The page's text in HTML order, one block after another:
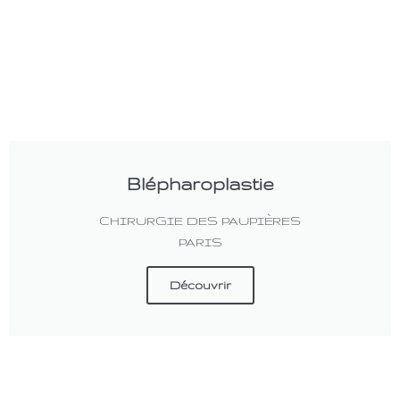
Blépharoplastie
CHIRURGIE DES PAUPIÈRES
PARIS
Découvrir